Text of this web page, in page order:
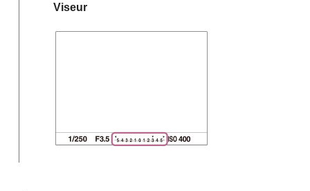
Viseur